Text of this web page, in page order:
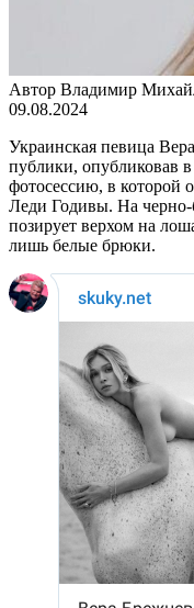
Автор Владимир
09.08.2024
Украинская певица
публики, опубликовав
фотосессию, в которой
Леди Годивы. На черно-
позирует верхом на
лишь белые брюки.